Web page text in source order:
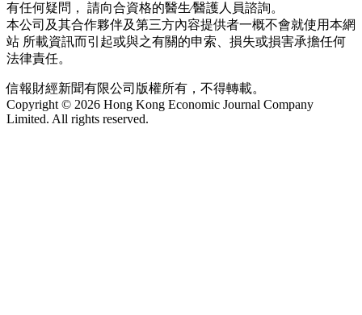
有任何疑問， 請向合資格的醫生∕醫護人員諮詢。
本公司及其合作夥伴及第三方內容提供者一概不會就使用本網
站 所載資訊而引起或與之有關的申索、損失或損害承擔任何
法律責任。
信報財經新聞有限公司版權所有，不得轉載。
Copyright © 2026 Hong Kong Economic Journal Company
Limited. All rights reserved.